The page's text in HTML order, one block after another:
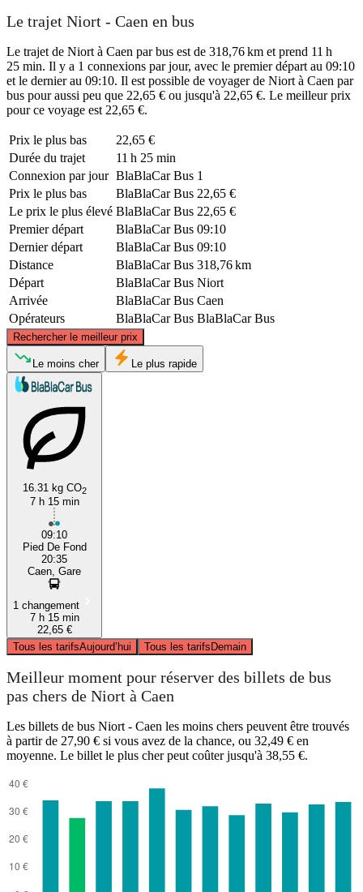
Le trajet Niort - Caen en bus
Le trajet de Niort à Caen par bus est de 318,76 km et prend 11 h
25 min. Il y a 1 connexions par jour, avec le premier départ au 09:10
et le dernier au 09:10. Il est possible de voyager de Niort à Caen par
bus pour aussi peu que 22,65 € ou jusqu'à 22,65 €. Le meilleur prix
pour ce voyage est 22,65 €.
Prix ​​le plus bas
22,65 €
Durée du trajet
11 h 25 min
Connexion par jour BlaBlaCar Bus 1
Prix ​​le plus bas
BlaBlaCar Bus 22,65 €
Le prix le plus élevé BlaBlaCar Bus 22,65 €
Premier départ
BlaBlaCar Bus 09:10
Dernier départ
BlaBlaCar Bus 09:10
Distance
BlaBlaCar Bus 318,76 km
Départ
BlaBlaCar Bus Niort
Arrivée
BlaBlaCar Bus Caen
Opérateurs
BlaBlaCar Bus BlaBlaCar Bus
Rechercher le meilleur prix
Caen
© CARTO, ©OpenStreetMap
Le moins cher Le plus rapide
16.31 kg CO2
7 h 15 min
09:10
Pied De Fond
20:35
Caen, Gare
1 changement
7 h 15 min
22,65 €
Tous les tarifsAujourd’hui Tous les tarifsDemain
Meilleur moment pour réserver des billets de bus
pas chers de Niort à Caen
Les billets de bus Niort - Caen les moins chers peuvent être trouvés
à partir de 27,90 € si vous avez de la chance, ou 32,49 € en
moyenne. Le billet le plus cher peut coûter jusqu'à 38,55 €.